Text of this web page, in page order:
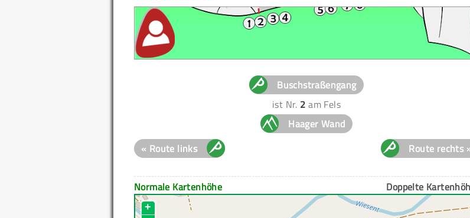
Buschstraßengang
ist Nr. 2 am Fels
Haager Wand
« Route links
Route rechts
Normale Kartenhöhe Doppelte
+